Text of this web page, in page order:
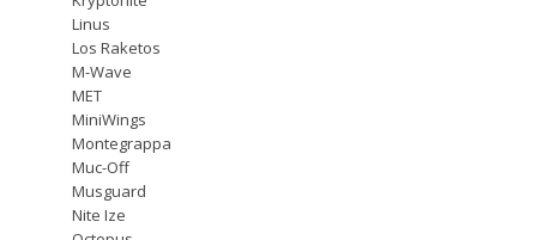
Linus
Los Raketos
M-Wave
MET
MiniWings
Montegrappa
Muc-Off
Musguard
Nite Ize